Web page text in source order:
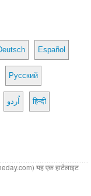
Español
Русский
اُردو हिन्दी
यह एक हार्टलाइट